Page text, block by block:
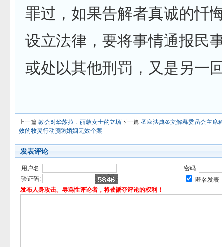
罪过，如果告解者真诚的忏
设立法律，要将事情通报民
或处以其他刑罚，又是另一
上一篇:教会对华苏拉．丽敦女士的立场下一篇:圣座法典条文解释委员会主席
效的牧灵行动预防婚姻无效个案
发表评论
用户名:
密码:
验证码:
匿名发表
发布人身攻击、辱骂性评论者，将被褫夺评论的权利！